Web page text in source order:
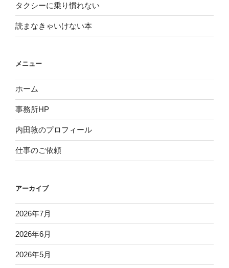
タクシーに乗り慣れない
読まなきゃいけない本
メニュー
ホーム
事務所HP
内田敦のプロフィール
仕事のご依頼
アーカイブ
2026年7月
2026年6月
2026年5月